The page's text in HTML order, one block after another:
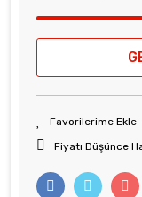
Fiyatı Düşünce